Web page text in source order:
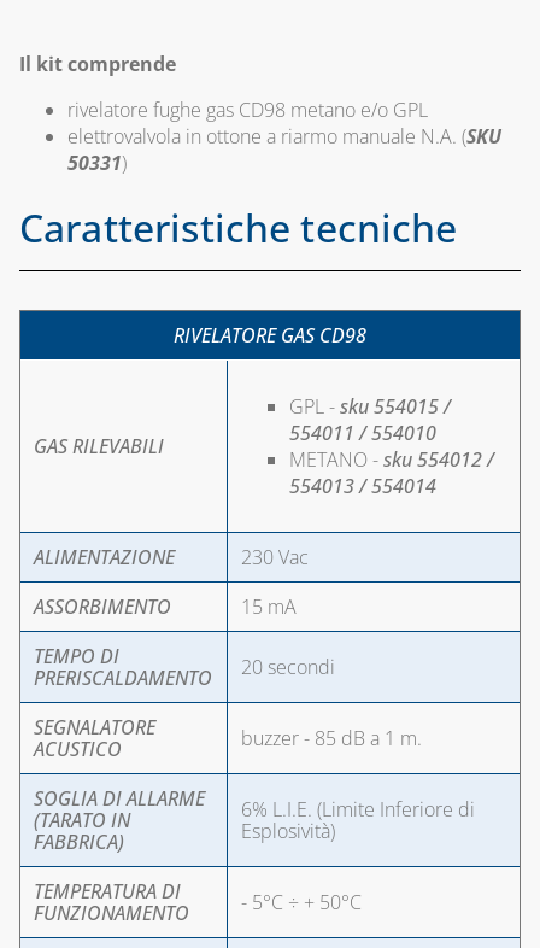
LAMPADE,
LEGHE SALDANTI
PRODOTTI PER
Il kit comprende
rivelatore fughe gas CD98 metano e/o GPL
elettrovalvola in ottone a riarmo manuale N.A. (SKU
50331)
Caratteristiche tecniche
RIVELATORE GAS CD98
GAS RILEVABILI
GPL -sku 554015 /
554011 / 554010
METANO -sku 554012 /
554013 / 554014
ALIMENTAZIONE
230 Vac
ASSORBIMENTO
15 mA
TEMPO DI
PRERISCALDAMENTO
20 secondi
SEGNALATORE
ACUSTICO
buzzer - 85 dB a 1 m.
SOGLIA DI ALLARME
(TARATO IN
FABBRICA)
6% L.I.E. (Limite Inferiore di
Esplosività)
TEMPERATURA DI
FUNZIONAMENTO
- 5°C ÷ + 50°C